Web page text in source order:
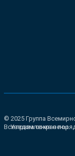
© 2025 Группа
Все права сохранены.
Уведомление о